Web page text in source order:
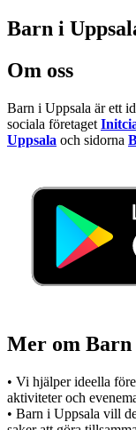
Barn i
Om oss
Barn i Uppsala är ett
sociala företaget
Uppsala och sidorna
Mer om Barn
• Vi hjälper ideella
aktiviteter och
• Barn i Uppsala vill